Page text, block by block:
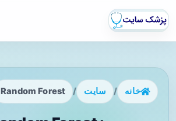
خانه / سایت /
Random Forest